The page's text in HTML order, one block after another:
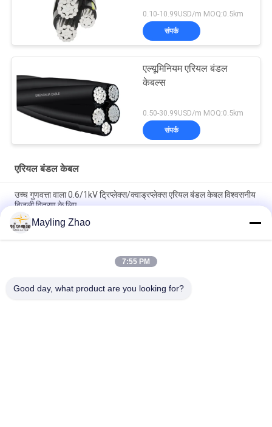
0.10-10.99USD/m MOQ:0.5km
संपर्क
एल्यूमिनियम एरियल बंडल
केबल्स
0.50-30.99USD/m MOQ:0.5km
संपर्क
एरियल बंडल केबल
उच्च गुणवत्ता वाला 0.6/1kV ट्रिप्लेक्स/क्वाड्रप्लेक्स एरियल बंडल केबल विश्वसनीय
बिजली वितरण के लिए
शंघाई शेंघुआ केबल 3 कोर एरियल बंडल ट्रिप्लेक्स सर्विस ड्रॉप केबल ओवरहेड पावर
ट्रांसमिशन लाइनों के लिए
शेंगहुआ पावर केबल हवाई बंडल Xlpe इन्सुलेशन केबल, 1 दूत कंडक्टर के साथ हवाई
Mayling Zhao
7:55 PM
Good day, what product are you looking for?